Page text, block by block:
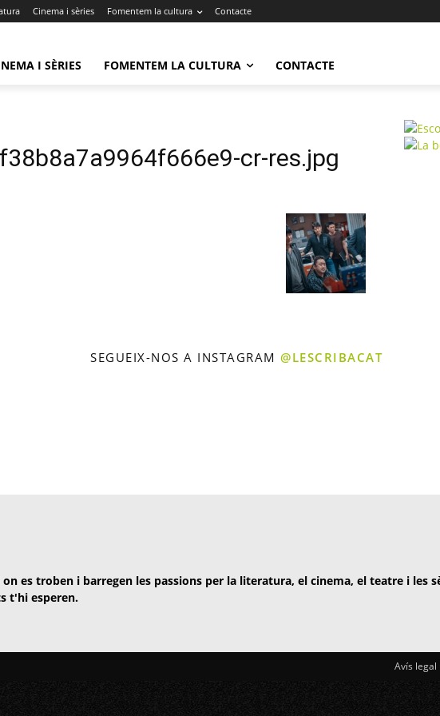
Cinema i sèries Fomentem la cultura Contacte
I SÈRIES FOMENTEM LA CULTURA CONTACTE
cr-res.jpg
SEGUEIX-NOS A INSTAGRAM @LESCRIBACAT
es troben i barregen les passions per la literatura, el cinema, el teatre i les
t'hi esperen.
Avís legal